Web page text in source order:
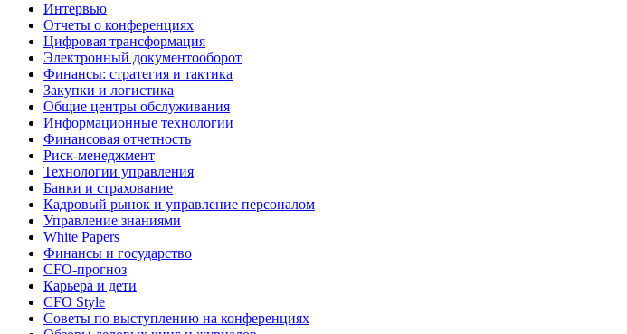
Интервью
Отчеты о конференциях
Цифровая трансформация
Электронный документооборот
Финансы: стратегия и тактика
Закупки и логистика
Общие центры обслуживания
Информационные технологии
Финансовая отчетность
Риск-менеджмент
Технологии управления
Банки и страхование
Кадровый рынок и управление персоналом
Управление знаниями
White Papers
Финансы и государство
CFO-прогноз
Карьера и дети
CFO Style
Советы по выступлению на конференциях